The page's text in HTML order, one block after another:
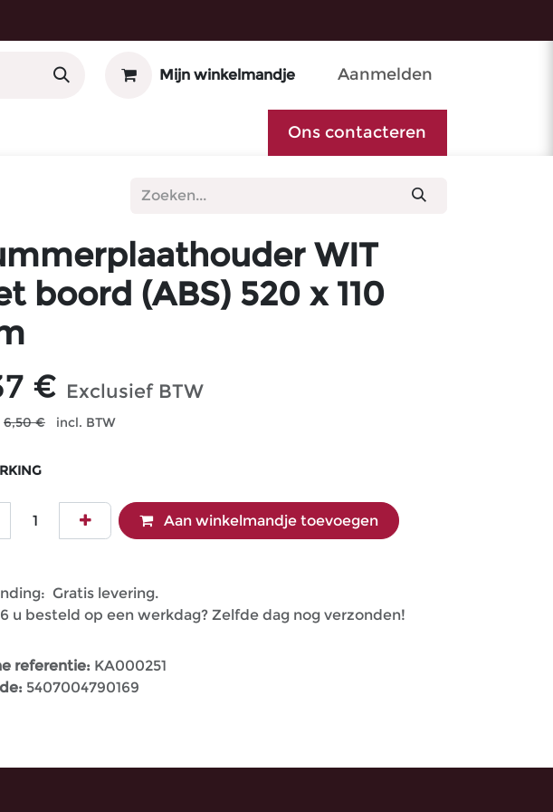
Mijn winkelmandje Aanmelden
Ons contacteren
WIT
boord (ABS) 520 x 110
€ Exclusief BTW
6,50€ incl. BTW
Aan winkelmandje toevoegen
Gratis levering.
u besteld op een werkdag? Zelfde dag nog verzonden!
referentie: KA000251
5407004790169